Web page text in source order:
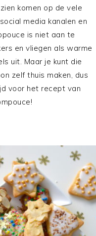
komen op de vele
media kanalen en
is niet aan te
en vliegen als warme
uit. Maar je kunt die
zelf thuis maken, dus
voor het recept van